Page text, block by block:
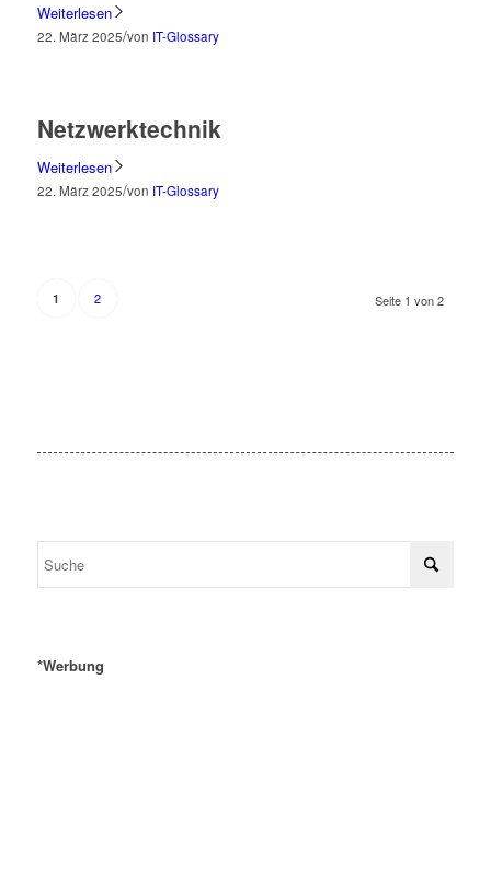
Weiterlesen
22. März 2025/von IT-Glossary
Netzwerktechnik
Weiterlesen
22. März 2025/von IT-Glossary
Seite 1 von 2
1 2
*Werbung